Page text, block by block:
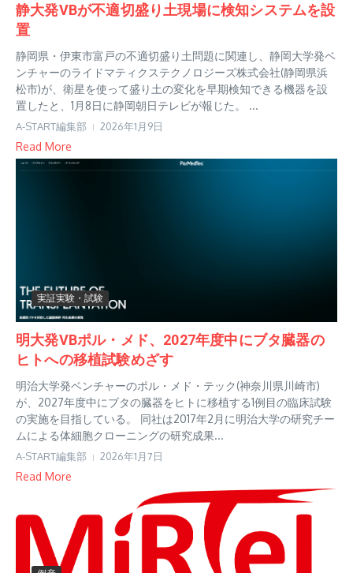
静大発VBが不適切盛り土現場に検知システムを設
置
静岡県・伊東市富戸の不適切盛り土問題に関連し、静岡大学発ベ
ンチャーのライドマティクステクノロジーズ株式会社(静岡県浜
松市)が、衛星を使って盛り土の変化を早期検知できる機器を設
置したと、1月8日に静岡朝日テレビが報じた。 ...
A-START編集部 2026年1月9日
Read More
実証実験・試験
明大発VBポル・メド、2027年度中にブタ臓器の
ヒトへの移植試験めざす
明治大学発ベンチャーのポル・メド・テック(神奈川県川崎市)
が、2027年度中にブタの臓器をヒトに移植する1例目の臨床試験
の実施を目指している。 同社は2017年2月に明治大学の研究チー
ムによる体細胞クローニングの研究成果...
A-START編集部 2026年1月7日
Read More